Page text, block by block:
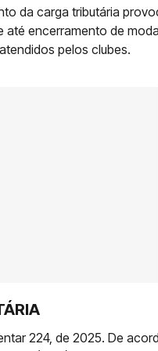
da carga tributária
encerramento de
pelos clubes.
224, de 2025. De